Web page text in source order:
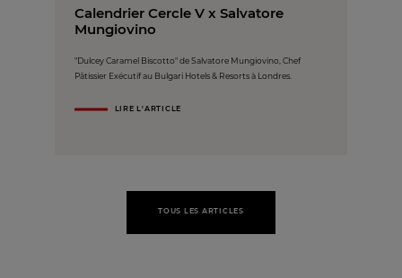
Calendrier Cercle V x Salvatore
Mungiovino
"Dulcey Caramel Biscotto" de Salvatore Mungiovino, Chef
Pâtissier Exécutif au Bulgari Hotels & Resorts à Londres.
LIRE L'ARTICLE
TOUS LES ARTICLES